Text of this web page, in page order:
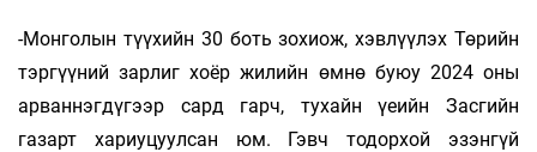
-Монголын түүхийн 30 боть зохиож, хэвлүүлэх Төрийн
тэргүүний зарлиг хоёр жилийн өмнө буюу 2024 оны
арваннэгдүгээр сард гарч, тухайн үеийн Засгийн
газарт хариуцуулсан юм. Гэвч тодорхой эзэнгүй